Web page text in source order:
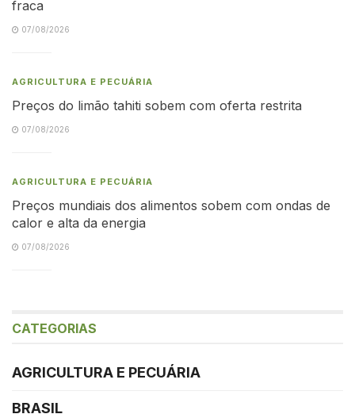
fraca
07/08/2026
AGRICULTURA E PECUÁRIA
Preços do limão tahiti sobem com oferta restrita
07/08/2026
AGRICULTURA E PECUÁRIA
Preços mundiais dos alimentos sobem com ondas de
calor e alta da energia
07/08/2026
CATEGORIAS
AGRICULTURA E PECUÁRIA
BRASIL